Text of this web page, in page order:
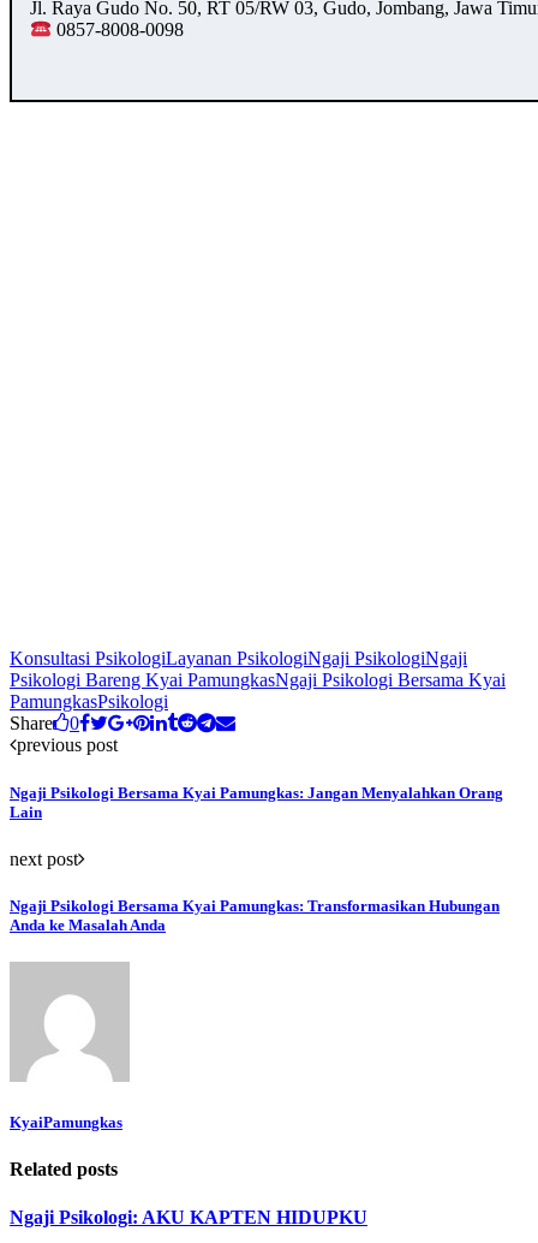
Jl. Raya Gudo No. 50, RT 05/RW 03, Gudo, Jombang, Jawa
0857-8008-0098
Konsultasi PsikologiLayanan PsikologiNgaji PsikologiNgaji
Psikologi Bareng Kyai PamungkasNgaji Psikologi Bersama Kyai
PamungkasPsikologi
Share
0
previous post
Ngaji Psikologi Bersama Kyai Pamungkas: Jangan Menyalahkan Orang
Lain
next post
Ngaji Psikologi Bersama Kyai Pamungkas: Transformasikan Hubungan
Anda ke Masalah Anda
KyaiPamungkas
Related posts
Ngaji Psikologi: AKU KAPTEN HIDUPKU